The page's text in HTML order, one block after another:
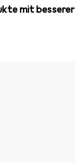
mit besserer